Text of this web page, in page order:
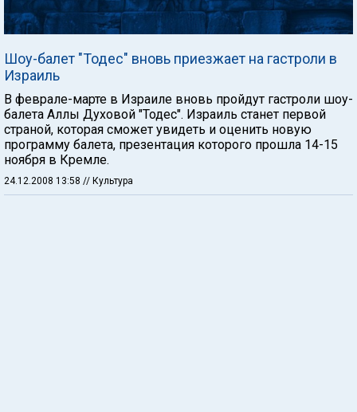
Шоу-балет "Тодес" вновь приезжает на гастроли в
Израиль
В феврале-марте в Израиле вновь пройдут гастроли шоу-
балета Аллы Духовой "Тодес". Израиль станет первой
страной, которая сможет увидеть и оценить новую
программу балета, презентация которого прошла 14-15
ноября в Кремле.
24.12.2008 13:58 // Культура